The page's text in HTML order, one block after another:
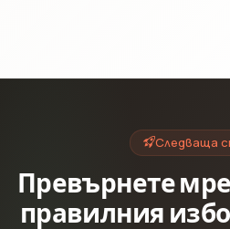
Следваща
Превърнете
правилния